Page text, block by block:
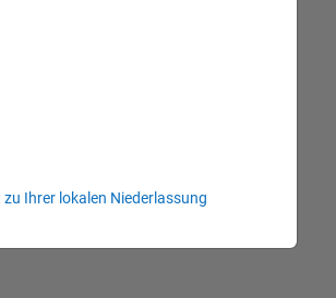
Ihrer lokalen Niederlassung